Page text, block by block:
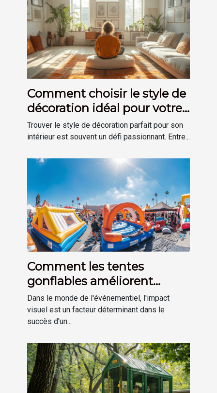
Comment choisir le style de
décoration idéal pour votre
maison
Trouver le style de décoration parfait pour son
intérieur est souvent un défi passionnant. Entre...
Comment les tentes
gonflables améliorent
l'impact visuel des
événements
Dans le monde de l'événementiel, l'impact
visuel est un facteur déterminant dans le
succès d'un...